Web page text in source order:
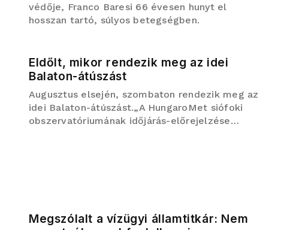
védője, Franco Baresi 66 évesen hunyt el
hosszan tartó, súlyos betegségben.
Eldőlt, mikor rendezik meg az idei
Balaton-átúszást
Augusztus elsején, szombaton rendezik meg az
idei Balaton-átúszást.„A HungaroMet siófoki
obszervatóriumának időjárás-előrejelzése
Megszólalt a vízügyi államtitkár: Nem